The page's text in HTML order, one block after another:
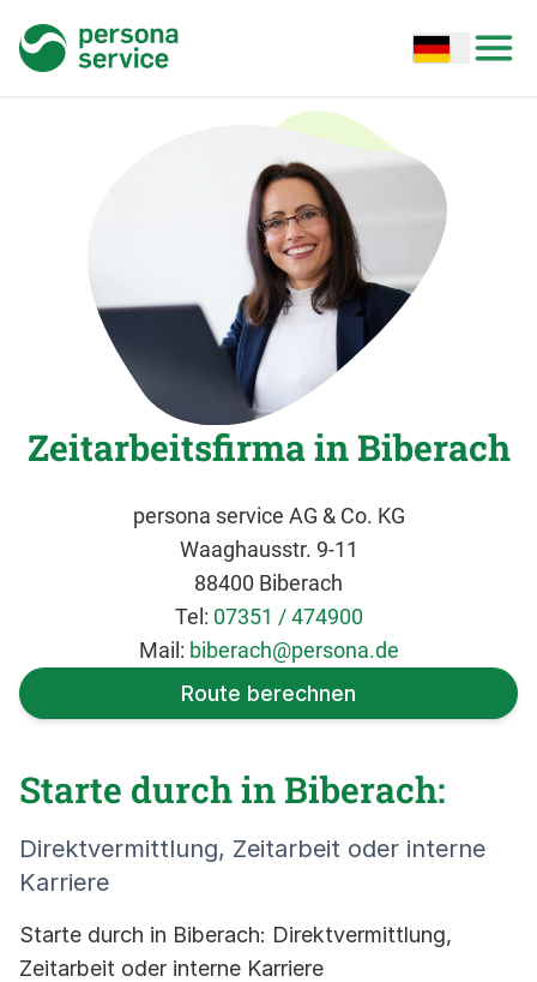
persona service Open options
Zeitarbeitsfirma in Biberach
persona service AG & Co. KG
Waaghausstr. 9-11
88400 Biberach
Tel: 07351 / 474900
Mail: biberach@persona.de
Route berechnen
Starte durch in Biberach:
Direktvermittlung, Zeitarbeit oder interne
Karriere
Starte durch in Biberach: Direktvermittlung,
Zeitarbeit oder interne Karriere